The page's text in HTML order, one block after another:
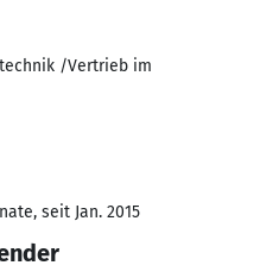
/Vertrieb im
seit Jan. 2015